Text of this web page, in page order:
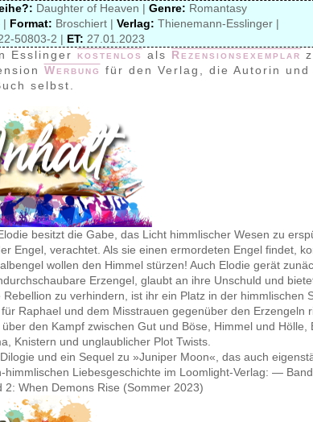
Daughter of Heaven | Genre: Romantasy
Format: Broschiert | Verlag: Thienemann-Esslinger |
50803-2 | ET: 27.01.2023
Esslinger kostenlos als Rezensionsexemplar
Werbung für den Verlag, die Autorin und
selbst.
besitzt die Gabe, das Licht himmlischer Wesen zu
Engel, verachtet. Als sie einen ermordeten Engel findet,
wollen den Himmel stürzen! Auch Elodie gerät
Erzengel, glaubt an ihre Unschuld und
zu verhindern, ist ihr ein Platz in der himmlischen
Raphael und dem Misstrauen gegenüber den Erzengeln
den Kampf zwischen Gut und Böse, Himmel und Hölle,
Knistern und unglaublicher Plot Twists.
und ein Sequel zu »Juniper Moon«, das auch
Liebesgeschichte im Loomlight-Verlag: —
When Demons Rise (Sommer 2023)